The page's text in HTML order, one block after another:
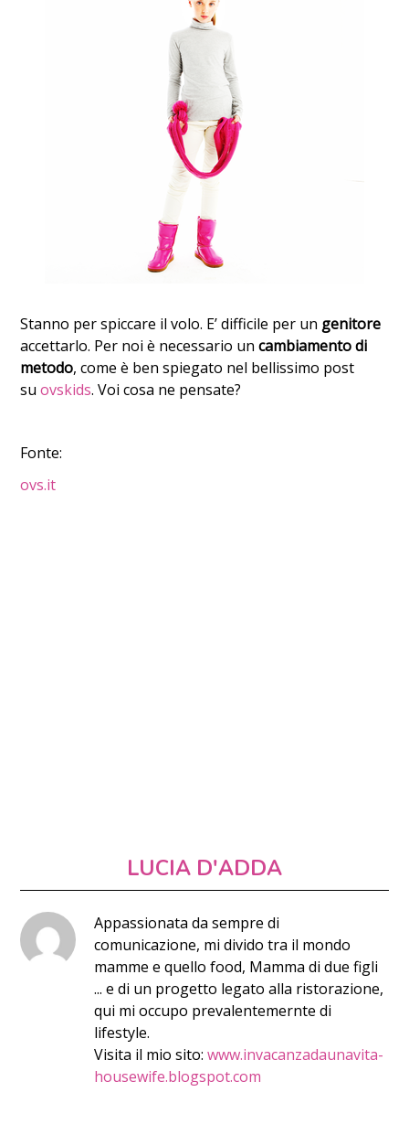
Stanno per spiccare il volo. E’ difficile per un genitore
accettarlo. Per noi è necessario uncambiamento di
metodo, come è ben spiegato nel bellissimo post
suovskids. Voi cosa ne pensate?
Fonte:
ovs.it
LUCIA D'ADDA
Appassionata da sempre di
comunicazione, mi divido tra il mondo
mamme e quello food, Mamma di due figli
... e di un progetto legato alla ristorazione,
qui mi occupo prevalentemernte di
lifestyle.
Visita il mio sito:www.invacanzadaunavita-
housewife.blogspot.com